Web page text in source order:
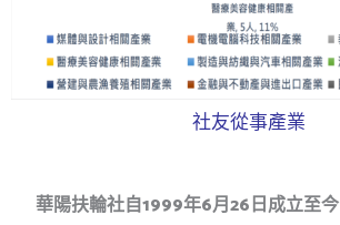
社友從事產業
華陽扶輪社自1999年6月26日成立至今